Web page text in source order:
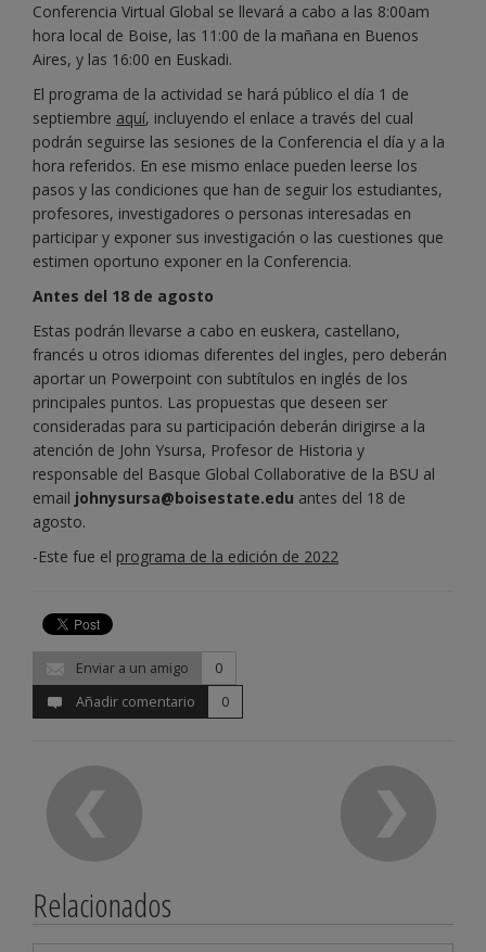
Conferencia Virtual Global se llevará a cabo a las 8:00am
hora local de Boise, las 11:00 de la mañana en Buenos
Aires, y las 16:00 en Euskadi.
El programa de la actividad se hará público el día 1 de
septiembre aquí, incluyendo el enlace a través del cual
podrán seguirse las sesiones de la Conferencia el día y a la
hora referidos. En ese mismo enlace pueden leerse los
pasos y las condiciones que han de seguir los estudiantes,
profesores, investigadores o personas interesadas en
participar y exponer sus investigación o las cuestiones que
estimen oportuno exponer en la Conferencia.
Antes del 18 de agosto
Estas podrán llevarse a cabo en euskera, castellano,
francés u otros idiomas diferentes del ingles, pero deberán
aportar un Powerpoint con subtítulos en inglés de los
principales puntos. Las propuestas que deseen ser
consideradas para su participación deberán dirigirse a la
atención de John Ysursa, Profesor de Historia y
responsable del Basque Global Collaborative de la BSU al
email johnysursa@boisestate.edu antes del 18 de
agosto.
-Este fue el programa de la edición de 2022
Enviar a un amigo
0
Añadir comentario
0
Relacionados